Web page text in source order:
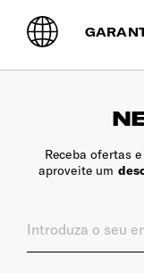
INTERIOR
Encaixe para
Sim
Amplo, para
Receba ofertas
aproveite um